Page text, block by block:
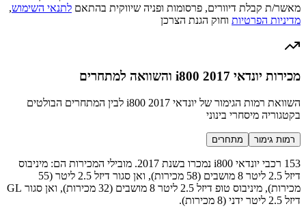
מאשר/ת קבלת דיוורים, פרסומות ופניה שיווקית בהתאם לתנאי השימוש,
מדיניות הפרטיות וחוק הגנת הצרכן
מכירות יונדאי i800 2017 והשוואה למתחרים
השוואת רמות הגימור של יונדאי i800 2017 לבין המתחרים הבולטים
בקטגוריה מיסחרי בינוני
רמות גימור מתחרים
153 רכבי יונדאי i800 נמכרו בשנת 2017. מובילי המכירות הם: מיניבוס
דיזל 2.5 ליטר 8 מושבים (58 מכירות), ואן סגור דיזל 2.5 ליטר (55
מכירות), מיניבוס טופ דיזל 2.5 ליטר 8 מושבים (32 מכירות), ואן סגור GL
דיזל 2.5 ליטר ידני (8 מכירות).